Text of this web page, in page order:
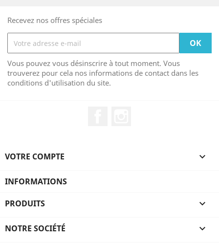
Recevez nos offres spéciales
Vous pouvez vous désinscrire à tout moment. Vous
trouverez pour cela nos informations de contact dans les
conditions d'utilisation du site.
VOTRE COMPTE 
INFORMATIONS
PRODUITS 
NOTRE SOCIÉTÉ 